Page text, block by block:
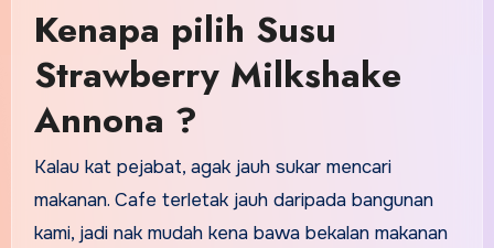
Kenapa pilih Susu
Strawberry Milkshake
Annona ?
Kalau kat pejabat, agak jauh sukar mencari
makanan. Cafe terletak jauh daripada bangunan
kami, jadi nak mudah kena bawa bekalan makanan